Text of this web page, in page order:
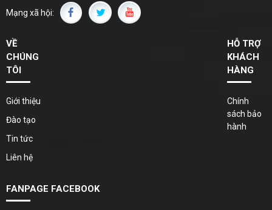
Mạng xã hội:
VỀ
CHÚNG
TÔI
Giới thiệu
Đào tạo
Tin tức
Liên hệ
HỖ TRỢ
KHÁCH
HÀNG
Chính
sách bảo
hành
FANPAGE FACEBOOK